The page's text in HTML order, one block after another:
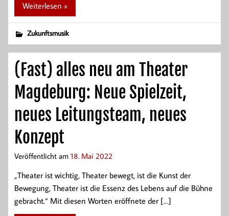
Weiterlesen »
Zukunftsmusik
(Fast) alles neu am Theater
Magdeburg: Neue Spielzeit,
neues Leitungsteam, neues
Konzept
Veröffentlicht am 18. Mai 2022
„Theater ist wichtig, Theater bewegt, ist die Kunst der
Bewegung, Theater ist die Essenz des Lebens auf die Bühne
gebracht.“ Mit diesen Worten eröffnete der […]